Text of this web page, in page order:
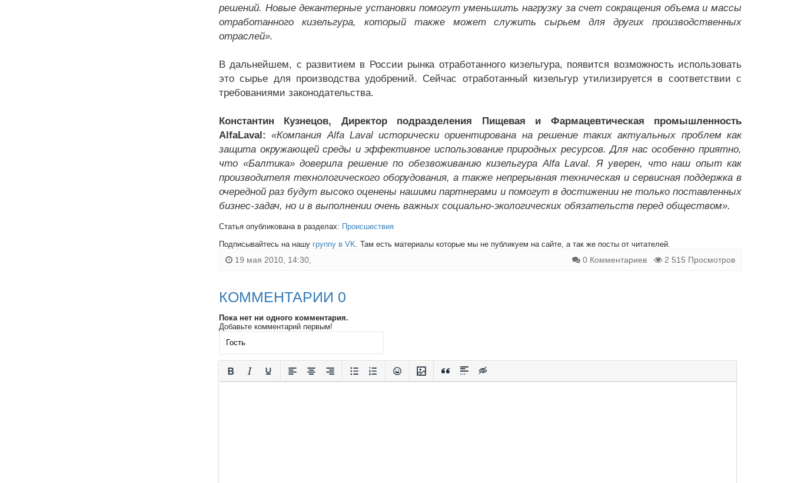
решений. Новые декантерные установки помогут уменьшить нагрузку за счет сокращения объема и массы
отработанного кизельгура, который также может служить сырьем для других производственных
отраслей».
В дальнейшем, с развитием в России рынка отработанного кизельгура, появится возможность использовать
это сырье для производства удобрений. Сейчас отработанный кизельгур утилизируется в соответствии с
требованиями законодательства.
Константин Кузнецов, Директор подразделения Пищевая и Фармацевтическая промышленность
AlfaLaval: «Компания Alfa Laval исторически ориентирована на решение таких актуальных проблем как
защита окружающей среды и эффективное использование природных ресурсов. Для нас особенно приятно,
что «Балтика» доверила решение по обезвоживанию кизельгура Alfa Laval. Я уверен, что наш опыт как
производителя технологического оборудования, а также непрерывная техническая и сервисная поддержка в
очередной раз будут высоко оценены нашими партнерами и помогут в достижении не только поставленных
бизнес-задач, но и в выполнении очень важных социально-экологических обязательств перед обществом».
Статья опубликована в разделах: Происшествия
Подписывайтесь на нашу группу в VK . Там есть материалы которые мы не публикуем на сайте, а так же посты от читателей.
19 мая 2010, 14:30, 0 Комментариев 2 515 Просмотров
КОММЕНТАРИИ 0
Пока нет ни одного комментария.
Добавьте комментарий первым!